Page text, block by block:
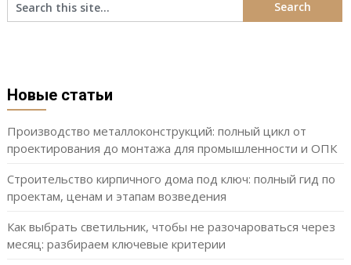
Новые статьи
Производство металлоконструкций: полный цикл от
проектирования до монтажа для промышленности и ОПК
Строительство кирпичного дома под ключ: полный гид по
проектам, ценам и этапам возведения
Как выбрать светильник, чтобы не разочароваться через
месяц: разбираем ключевые критерии